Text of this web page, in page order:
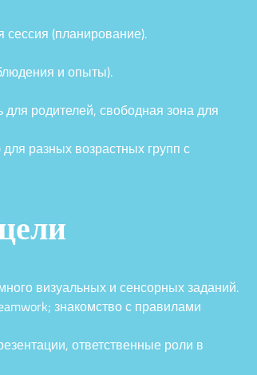
(планирование).
и опыты).
родителей, свободная зона для
разных возрастных групп с
визуальных и сенсорных заданий.
знакомство с правилами
ответственные роли в